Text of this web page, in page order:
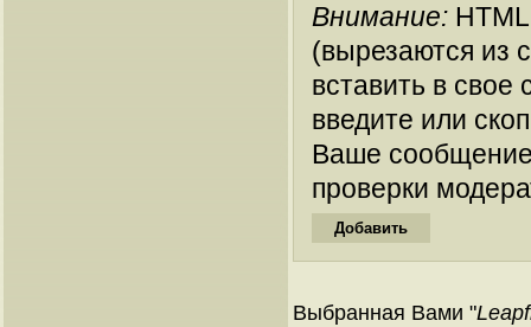
Внимание:
(вырезаются из
вставить в
введите или
Ваше
проверки
Выбранная Вами "